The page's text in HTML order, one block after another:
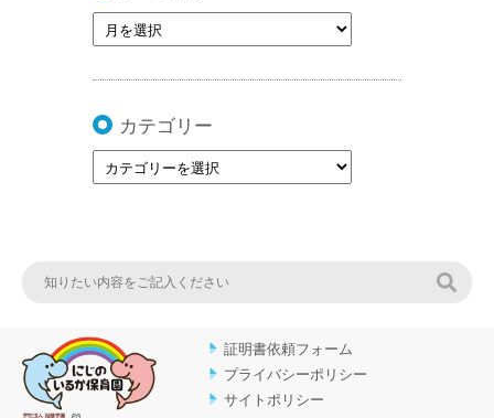
カテゴリー
証明書依頼フォーム
プライバシーポリシー
サイトポリシー